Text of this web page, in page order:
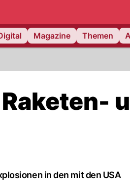
Magazine Themen
in den mit den USA